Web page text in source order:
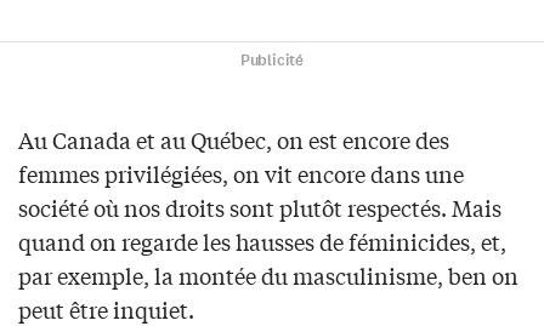
Publicité
Au Canada et au Québec, on est encore des
femmes privilégiées, on vit encore dans une
société où nos droits sont plutôt respectés. Mais
quand on regarde les hausses de féminicides, et,
par exemple, la montée du masculinisme, ben on
peut être inquiet.